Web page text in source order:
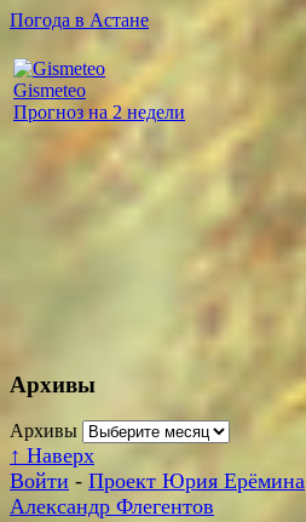
Погода в Астане
Gismeteo
Прогноз на 2 недели
Архивы
Архивы
↑ Наверх
Войти - Проект Юрия Ерёмина
Александр Флегентов